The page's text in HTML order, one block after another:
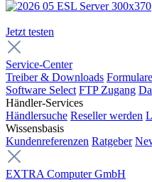
Jetzt testen
Service-Center
Treiber & Downloads
Software Select FTP Zugang
Händler-Services
Händlersuche Reseller werden
Wissensbasis
Kundenreferenzen Ratgeber
EXTRA Computer GmbH